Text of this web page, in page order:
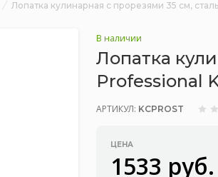
Лопатка кулинарная с прорезями 35 см,
В наличии
Лопатка
Professional
АРТИКУЛ: KCPROST
ЦЕНА
1533 руб.